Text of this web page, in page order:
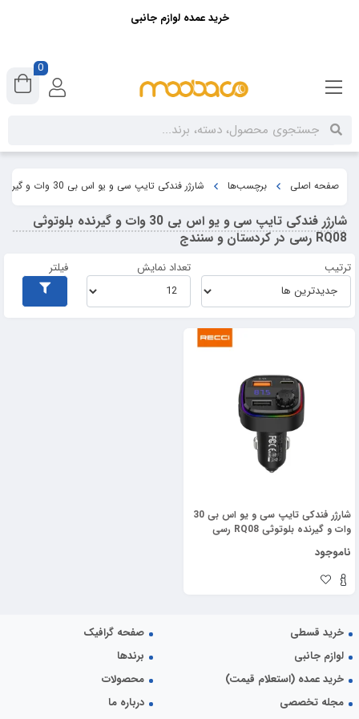
صفحه اصلی برچسب‌ها شارژر فندکی تایپ سی و یو اس بی 30 وات و گیرنده بلوتوثی RQ08 رسی در کردستان و سنندج
شارژر فندکی تایپ سی و یو اس بی 30 وات و گیرنده بلوتوثی
RQ08 رسی در کردستان و سنندج
ترتیب تعداد نمایش فیلتر
شارژر فندکی تایپ سی و یو اس بی 30
وات و گیرنده بلوتوثی RQ08 رسی
FUNCTIONAL WITH FM CAR
CHARGER)
ناموجود
خرید قسطی
صفحه گرافیک
لوازم جانبی
برندها
خرید عمده (استعلام قیمت)
محصولات
مجله تخصصی
درباره ما
خرید عمده لوازم جانبی
0